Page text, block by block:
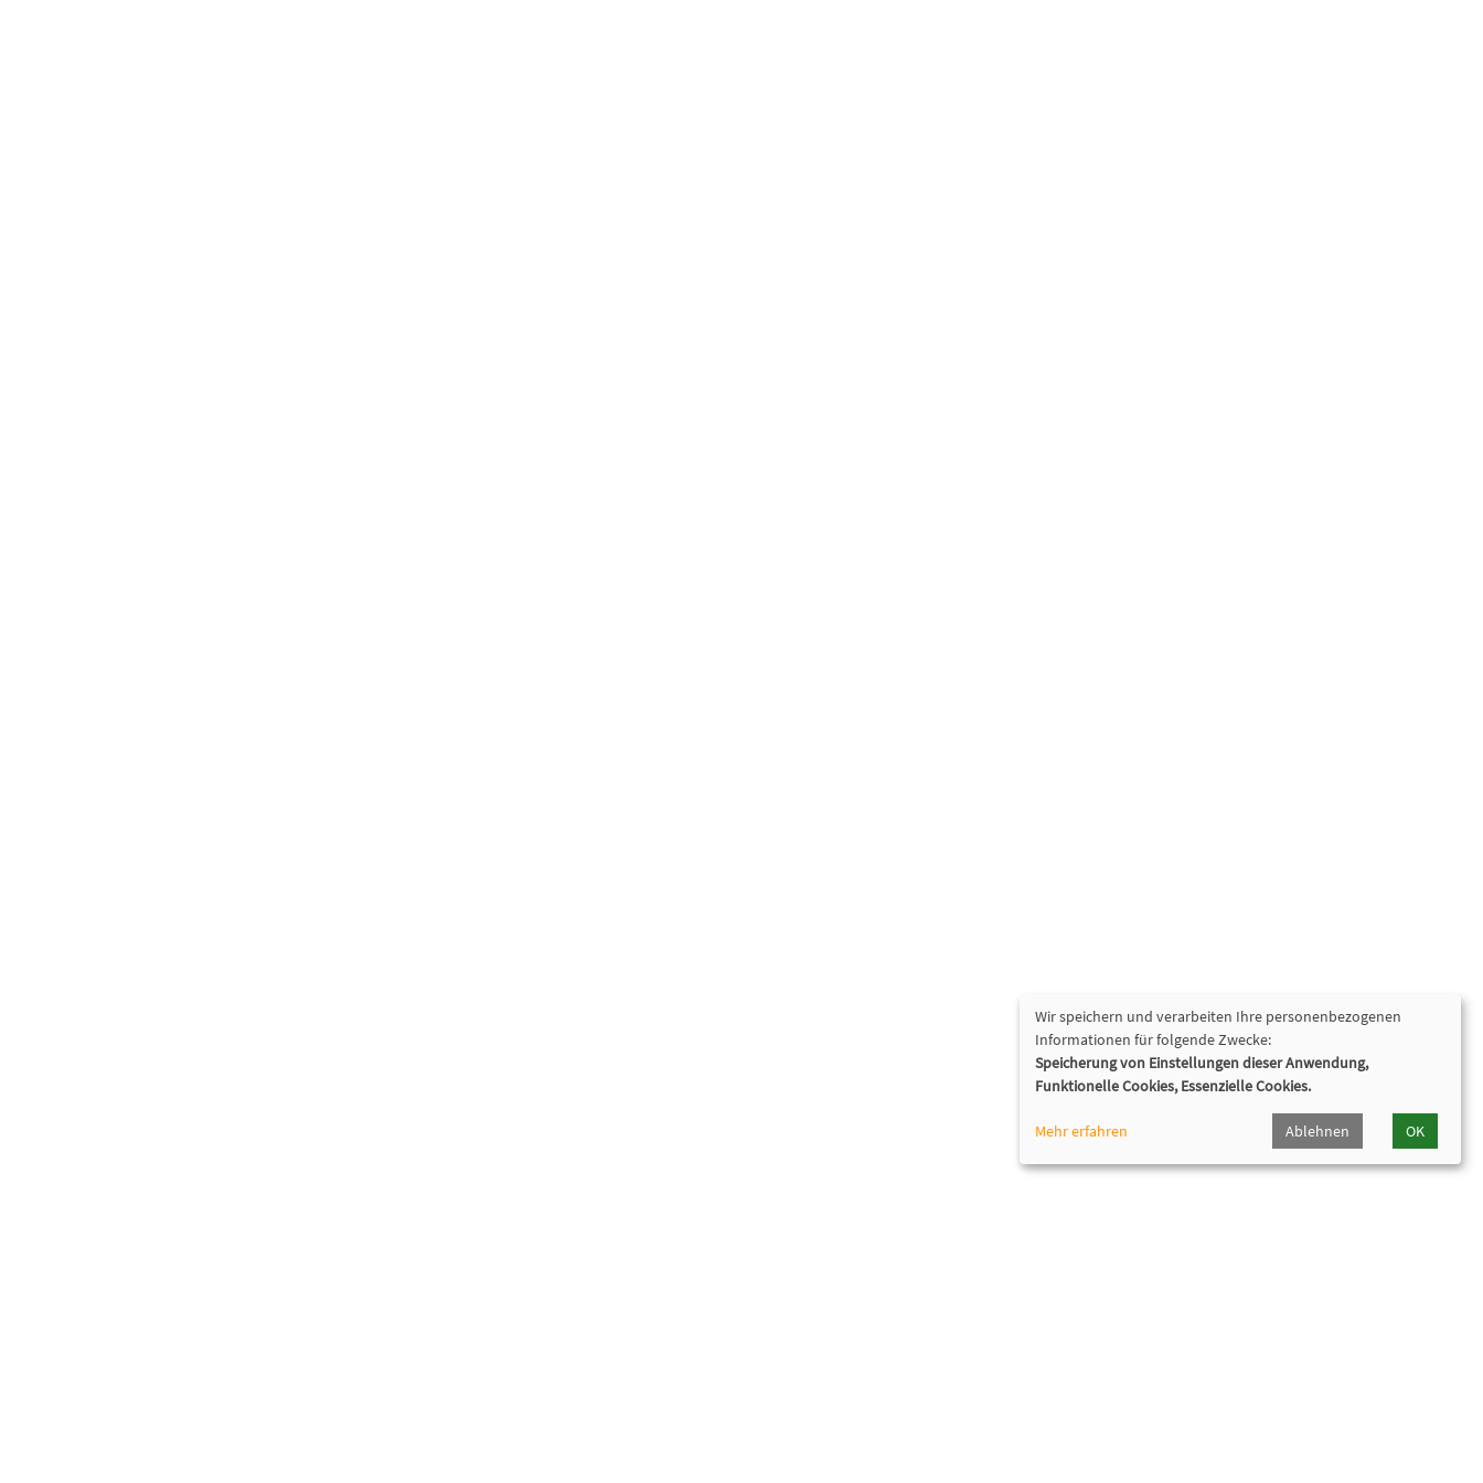
Wir speichern und verarbeiten Ihre personenbezogenen
Informationen für folgende Zwecke:
Speicherung von Einstellungen dieser Anwendung,
Funktionelle Cookies, Essenzielle Cookies.
Mehr erfahren Ablehnen OK